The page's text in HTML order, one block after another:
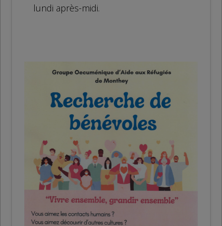
lundi après-midi.